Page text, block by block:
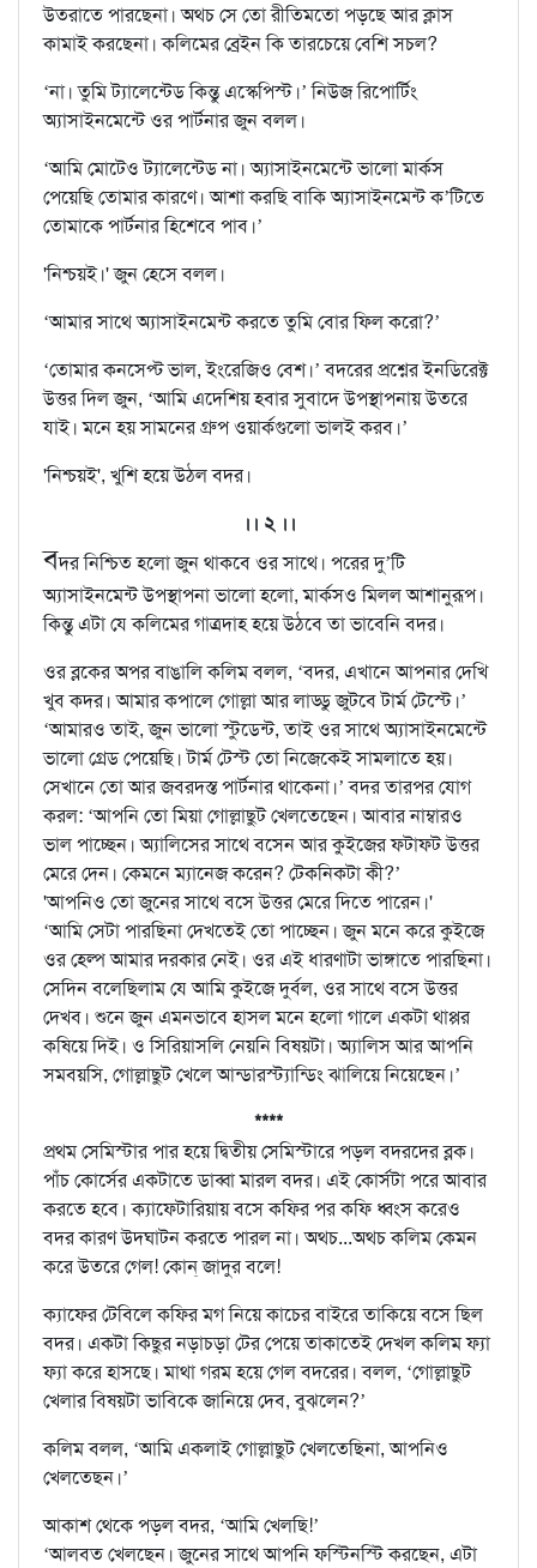
উতরাতে পারছেনা। অথচ সে তো রীতিমতো পড়ছে আর ক্লাস
কামাই করছেনা। কলিমের ব্রেইন কি তারচেয়ে বেশি সচল?
‘না। তুমি ট্যালেন্টেড কিন্তু এস্কেপিস্ট।’ নিউজ রিপোর্টিং
অ্যাসাইনমেন্টে ওর পার্টনার জুন বলল।
‘আমি মোটেও ট্যালেন্টেড না। অ্যাসাইনমেন্টে ভালো মার্কস
পেয়েছি তোমার কারণে। আশা করছি বাকি অ্যাসাইনমেন্ট ক’টিতে
তোমাকে পার্টনার হিশেবে পাব।’
'নিশ্চয়ই।' জুন হেসে বলল।
‘আমার সাথে অ্যাসাইনমেন্ট করতে তুমি বোর ফিল করো?’
‘তোমার কনসেপ্ট ভাল, ইংরেজিও বেশ।’ বদরের প্রশ্নের ইনডিরেক্ট
উত্তর দিল জুন, ‘আমি এদেশিয় হবার সুবাদে উপস্থাপনায় উতরে
যাই। মনে হয় সামনের গ্রুপ ওয়ার্কগুলো ভালই করব।’
'নিশ্চয়ই', খুশি হয়ে উঠল বদর।
।। ২ ।।
বদর নিশ্চিত হলো জুন থাকবে ওর সাথে। পরের দু’টি
অ্যাসাইনমেন্ট উপস্থাপনা ভালো হলো, মার্কসও মিলল আশানুরূপ।
কিন্তু এটা যে কলিমের গাত্রদাহ হয়ে উঠবে তা ভাবেনি বদর।
ওর ব্লকের অপর বাঙালি কলিম বলল, ‘বদর, এখানে আপনার দেখি
খুব কদর। আমার কপালে গোল্লা আর লাড্ডু জুটবে টার্ম টেস্টে।’
‘আমারও তাই, জুন ভালো স্টুডেন্ট, তাই ওর সাথে অ্যাসাইনমেন্টে
ভালো গ্রেড পেয়েছি। টার্ম টেস্ট তো নিজেকেই সামলাতে হয়।
সেখানে তো আর জবরদস্ত পার্টনার থাকেনা।’ বদর তারপর যোগ
করল: ‘আপনি তো মিয়া গোল্লাছুট খেলতেছেন। আবার নাম্বারও
ভাল পাচ্ছেন। অ্যালিসের সাথে বসেন আর কুইজের ফটাফট উত্তর
মেরে দেন। কেমনে ম্যানেজ করেন? টেকনিকটা কী?’
'আপনিও তো জুনের সাথে বসে উত্তর মেরে দিতে পারেন।'
‘আমি সেটা পারছিনা দেখতেই তো পাচ্ছেন। জুন মনে করে কুইজে
ওর হেল্প আমার দরকার নেই। ওর এই ধারণাটা ভাঙ্গাতে পারছিনা।
সেদিন বলেছিলাম যে আমি কুইজে দুর্বল, ওর সাথে বসে উত্তর
দেখব। শুনে জুন এমনভাবে হাসল মনে হলো গালে একটা থাপ্পর
কষিয়ে দিই। ও সিরিয়াসলি নেয়নি বিষয়টা। অ্যালিস আর আপনি
সমবয়সি, গোল্লাছুট খেলে আন্ডারস্ট্যান্ডিং ঝালিয়ে নিয়েছেন।’
****
প্রথম সেমিস্টার পার হয়ে দ্বিতীয় সেমিস্টারে পড়ল বদরদের ব্লক।
পাঁচ কোর্সের একটাতে ডাব্বা মারল বদর। এই কোর্সটা পরে আবার
করতে হবে। ক্যাফেটারিয়ায় বসে কফির পর কফি ধ্বংস করেও
বদর কারণ উদঘাটন করতে পারল না। অথচ...অথচ কলিম কেমন
করে উতরে গেল! কোন্‌ জাদুর বলে!
ক্যাফের টেবিলে কফির মগ নিয়ে কাচের বাইরে তাকিয়ে বসে ছিল
বদর। একটা কিছুর নড়াচড়া টের পেয়ে তাকাতেই দেখল কলিম ফ্যা
ফ্যা করে হাসছে। মাথা গরম হয়ে গেল বদরের। বলল, ‘গোল্লাছুট
খেলার বিষয়টা ভাবিকে জানিয়ে দেব, বুঝলেন?’
কলিম বলল, ‘আমি একলাই গোল্লাছুট খেলতেছিনা, আপনিও
খেলতেছন।’
আকাশ থেকে পড়ল বদর, ‘আমি খেলছি!’
‘আলবত খেলছেন। জুনের সাথে আপনি ফস্টিনস্টি করছেন, এটা